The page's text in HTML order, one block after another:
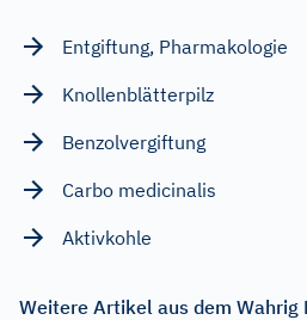
Entgiftung, Pharmakologie
Knollenblätterpilz
Benzolvergiftung
Carbo medicinalis
Aktivkohle
Weitere Artikel aus dem